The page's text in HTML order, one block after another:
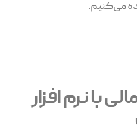
می‌کنیم.
با نرم افزار